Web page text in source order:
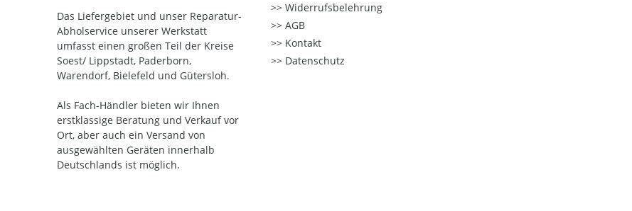
Das Liefergebiet und unser Reparatur-
Abholservice unserer Werkstatt
umfasst einen großen Teil der Kreise
Soest/ Lippstadt, Paderborn,
Warendorf, Bielefeld und Gütersloh.
Als Fach-Händler bieten wir Ihnen
erstklassige Beratung und Verkauf vor
Ort, aber auch ein Versand von
ausgewählten Geräten innerhalb
Deutschlands ist möglich.
Widerrufsbelehrung
AGB
Kontakt
Datenschutz